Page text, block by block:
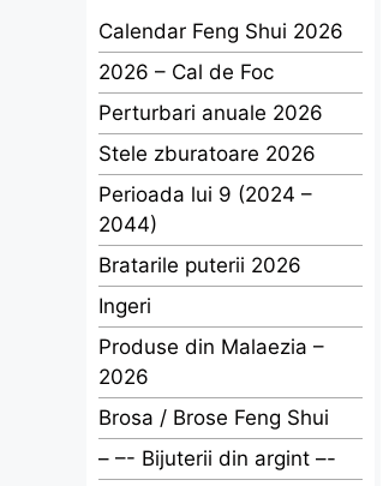
Calendar Feng Shui 2026
2026 – Cal de Foc
Perturbari anuale 2026
Stele zburatoare 2026
Perioada lui 9 (2024 –
2044)
Bratarile puterii 2026
Ingeri
Produse din Malaezia –
2026
Brosa / Brose Feng Shui
– –- Bijuterii din argint –-